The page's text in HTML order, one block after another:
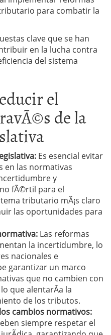
para combatir la
clave que se han
en la lucha contra
del sistema
el
de la
Es esencial evitar
en las normativas
y
fÃ©rtil para el
tributario mÃ¡s claro
las oportunidades para
Las reformas
la incertidumbre, lo
nacionales e
garantizar un marco
que no cambien con
que alentarÃ­a la
de los tributos.
cambios normativos:
siempre respetar el